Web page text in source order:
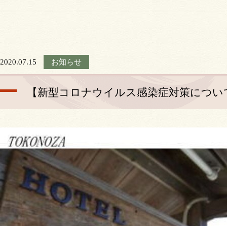
2020.07.15 お知らせ
【新型コロナウイルス感染症対策につい